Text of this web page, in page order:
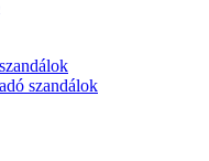
szandálok